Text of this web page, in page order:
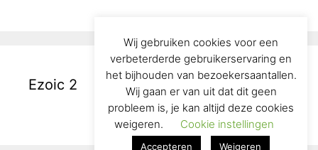
Ezoic 2
Wij gebruiken cookies voor een
verbeterderde gebruikerservaring en
het bijhouden van bezoekersaantallen.
Wij gaan er van uit dat dit geen
probleem is, je kan altijd deze cookies
weigeren.
Cookie instellingen
Accepteren Weigeren